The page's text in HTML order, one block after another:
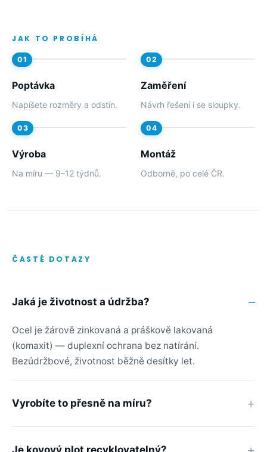
JAK TO PROBÍHÁ
Poptávka
Napíšete rozměry a odstín.
Zaměření
Návrh řešení i se sloupky.
Výroba
Na míru — 9–12 týdnů.
Montáž
Odborně, po celé ČR.
ČASTÉ DOTAZY
Jaká je životnost a údržba?
Ocel je žárově zinkovaná a práškově lakovaná
(komaxit) — duplexní ochrana bez natírání.
Bezúdržbové, životnost běžně desítky let.
Vyrobíte to přesně na míru?